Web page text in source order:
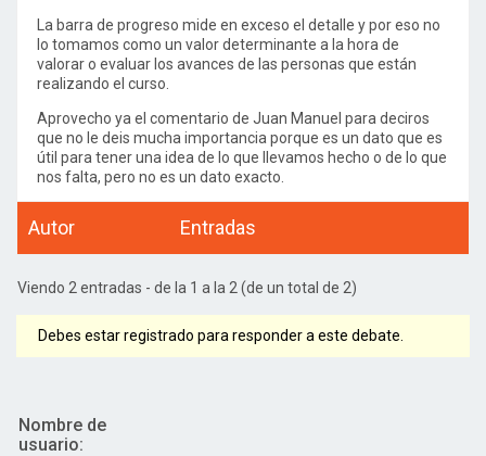
La barra de progreso mide en exceso el detalle y por eso no
lo tomamos como un valor determinante a la hora de
valorar o evaluar los avances de las personas que están
realizando el curso.
Aprovecho ya el comentario de Juan Manuel para deciros
que no le deis mucha importancia porque es un dato que es
útil para tener una idea de lo que llevamos hecho o de lo que
nos falta, pero no es un dato exacto.
Autor Entradas
Viendo 2 entradas - de la 1 a la 2 (de un total de 2)
Debes estar registrado para responder a este debate.
Nombre de
usuario: